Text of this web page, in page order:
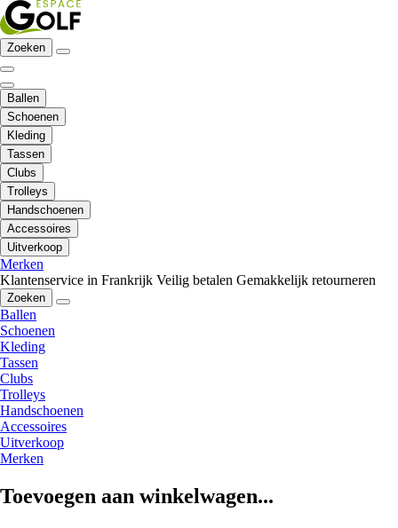
Zoeken
Ballen
Schoenen
Kleding
Tassen
Clubs
Trolleys
Handschoenen
Accessoires
Uitverkoop
Merken
Klantenservice in Frankrijk Veilig betalen Gemakkelijk retourneren
Zoeken
Ballen
Schoenen
Kleding
Tassen
Clubs
Trolleys
Handschoenen
Accessoires
Uitverkoop
Merken
Toevoegen aan winkelwagen...